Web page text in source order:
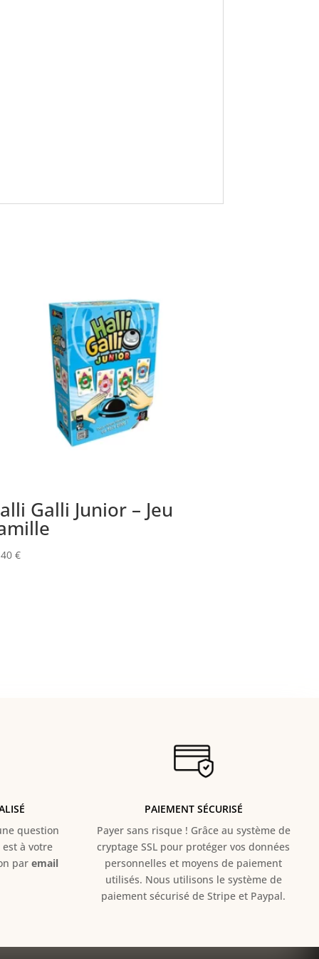
Galli Junior – Jeu
€
question
à votre
par email
PAIEMENT SÉCURISÉ
Payer sans risque ! Grâce au système de
cryptage SSL pour protéger vos données
personnelles et moyens de paiement
utilisés. Nous utilisons le système de
paiement sécurisé de Stripe et Paypal.